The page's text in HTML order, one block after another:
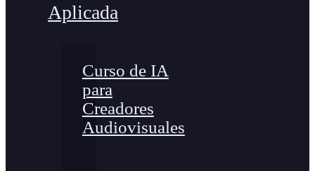
Aplicada
Curso de IA
para
Creadores
Audiovisuales